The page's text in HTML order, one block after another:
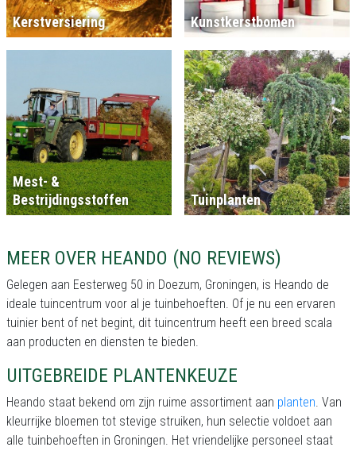
Kerstversiering Kunstkerstbomen
Mest- &
Bestrijdingsstoffen
Tuinplanten
MEER OVER HEANDO (NO REVIEWS)
Gelegen aan Eesterweg 50 in Doezum, Groningen, is Heando de
ideale tuincentrum voor al je tuinbehoeften. Of je nu een ervaren
tuinier bent of net begint, dit tuincentrum heeft een breed scala
aan producten en diensten te bieden.
UITGEBREIDE PLANTENKEUZE
Heando staat bekend om zijn ruime assortiment aan planten. Van
kleurrijke bloemen tot stevige struiken, hun selectie voldoet aan
alle tuinbehoeften in Groningen. Het vriendelijke personeel staat